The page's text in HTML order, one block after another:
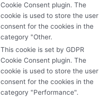
Cookie Consent plugin. The
cookie is used to store the user
consent for the cookies in the
category "Other.
This cookie is set by GDPR
Cookie Consent plugin. The
cookie is used to store the user
consent for the cookies in the
category "Performance".